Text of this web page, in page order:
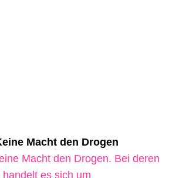
Macht den Drogen
Macht den Drogen. Bei deren
es sich um